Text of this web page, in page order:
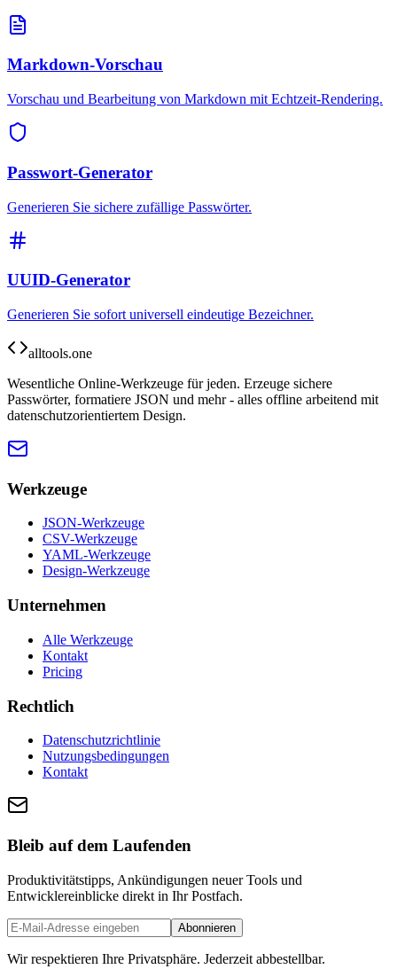
Markdown-Vorschau
Vorschau und Bearbeitung von Markdown mit Echtzeit-Rendering.
Passwort-Generator
Generieren Sie sichere zufällige Passwörter.
UUID-Generator
Generieren Sie sofort universell eindeutige Bezeichner.
alltools.one
Wesentliche Online-Werkzeuge für jeden. Erzeuge sichere
Passwörter, formatiere JSON und mehr - alles offline arbeitend mit
datenschutzorientiertem Design.
Werkzeuge
JSON-Werkzeuge
CSV-Werkzeuge
YAML-Werkzeuge
Design-Werkzeuge
Unternehmen
Alle Werkzeuge
Kontakt
Pricing
Rechtlich
Datenschutzrichtlinie
Nutzungsbedingungen
Kontakt
Bleib auf dem Laufenden
Produktivitätstipps, Ankündigungen neuer Tools und
Entwicklereinblicke direkt in Ihr Postfach.
Abonnieren
Wir respektieren Ihre Privatsphäre. Jederzeit abbestellbar.